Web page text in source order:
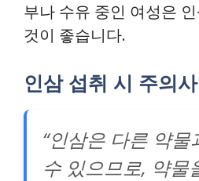
부나 수유 중인 여성은
것이 좋습니다.
인삼 섭취 시 주의
“인삼은 다른 약
수 있으므로, 약물